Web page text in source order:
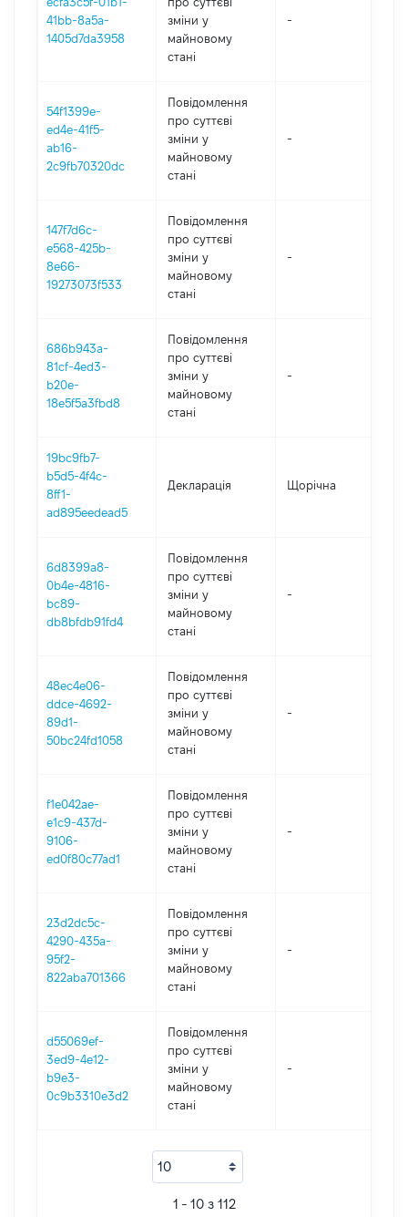
41bb-8a5a-
1405d7da3958
зміни y
майновому
стані
-
54f1399e-
ed4e-41f5-
ab16-
2c9fb70320dc
Повідомлення
про суттєві
зміни y
майновому
стані
-
147f7d6c-
e568-425b-
8e66-
19273073f533
Повідомлення
про суттєві
зміни y
майновому
стані
-
686b943a-
81cf-4ed3-
b20e-
18e5f5a3fbd8
Повідомлення
про суттєві
зміни y
майновому
стані
-
19bc9fb7-
b5d5-4f4c-
8ff1-
ad895eedead5
Декларація Щорічна
6d8399a8-
0b4e-4816-
bc89-
db8bfdb91fd4
Повідомлення
про суттєві
зміни y
майновому
стані
-
48ec4e06-
ddce-4692-
89d1-
50bc24fd1058
Повідомлення
про суттєві
зміни y
майновому
стані
-
f1e042ae-
e1c9-437d-
9106-
ed0f80c77ad1
Повідомлення
про суттєві
зміни y
майновому
стані
-
23d2dc5c-
4290-435a-
95f2-
822aba701366
Повідомлення
про суттєві
зміни y
майновому
стані
-
d55069ef-
3ed9-4e12-
b9e3-
0c9b3310e3d2
Повідомлення
про суттєві
зміни y
майновому
стані
-
1 - 10 з 112